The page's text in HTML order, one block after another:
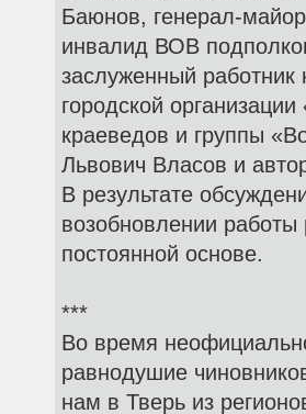
Баюнов, генерал-
инвалид ВОВ
заслуженный
городской
краеведов и группы
Львович Власов и
В результате
возобновлении работы
постоянной основе.
***
Во время
равнодушие
нам в Тверь из